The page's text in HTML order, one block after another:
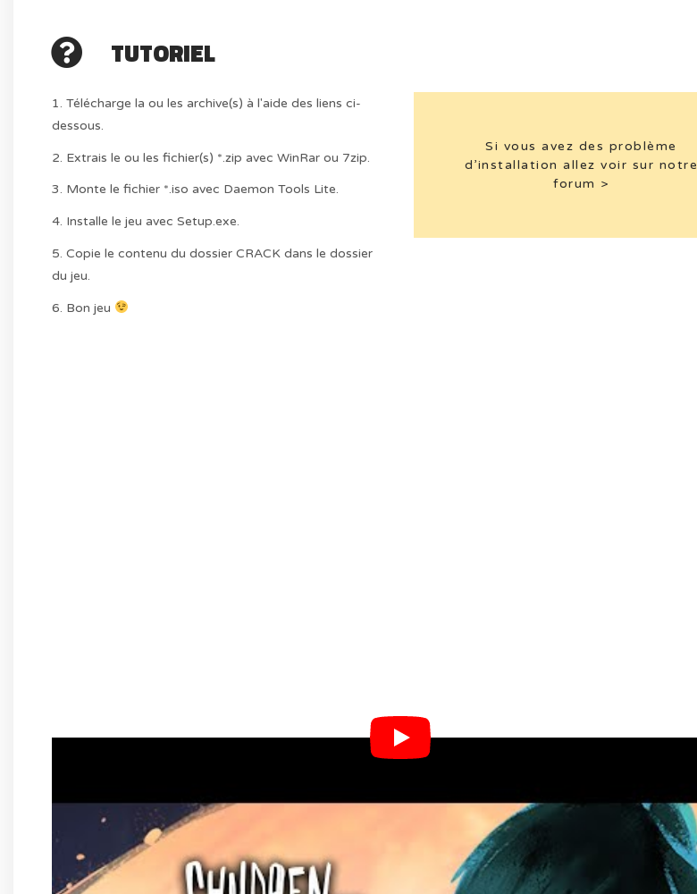
TUTORIEL
1. Télécharge la ou les archive(s) à l'aide des liens ci-
dessous.
2. Extrais le ou les fichier(s) *.zip avec WinRar ou 7zip.
3. Monte le fichier *.iso avec Daemon Tools Lite.
4. Installe le jeu avec Setup.exe.
5. Copie le contenu du dossier CRACK dans le dossier
du jeu.
6. Bon jeu
Si vous avez des problème
d’installation allez voir sur notre
forum >